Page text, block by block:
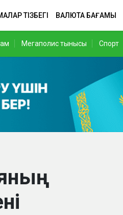
ТІЗБЕГІ ВАЛЮТА БАҒАМЫ
Мегаполис тынысы Спорт